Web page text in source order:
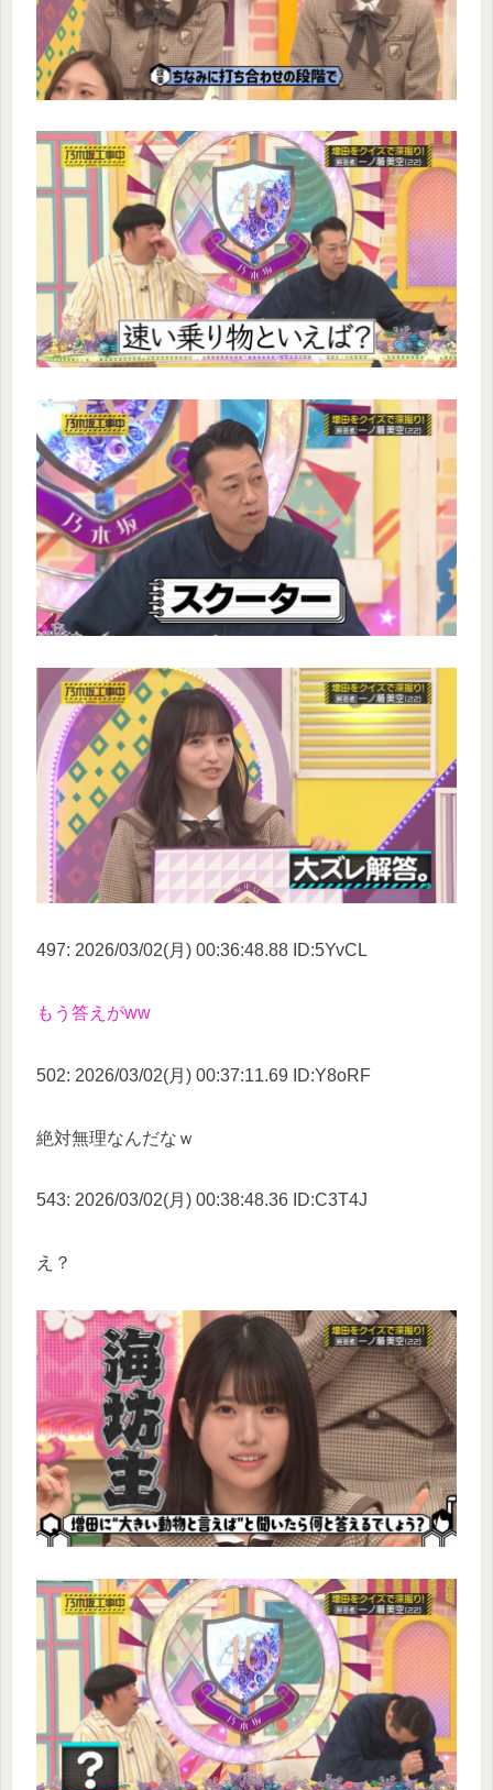
497: 2026/03/02(月) 00:36:48.88 ID:5YvCL
もう答えがww
502: 2026/03/02(月) 00:37:11.69 ID:Y8oRF
絶対無理なんだなｗ
543: 2026/03/02(月) 00:38:48.36 ID:C3T4J
え？